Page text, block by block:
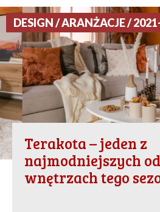
DESIGN / ARANŻACJE /
Terakota – jeden z
najmodniejszych
wnętrzach tego